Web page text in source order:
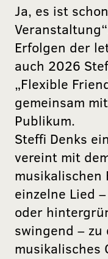
Ja, es ist
Erfolgen der
auch 2026
„Flexible
gemeinsam
Publikum.
Steffi Denks
vereint mit
musikalischen
einzelne Lied
oder
swingend – zu
musikalisches